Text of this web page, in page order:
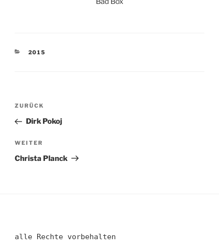
KATEGORIEN
2015
Beitragsnavigation
Vorheriger
Beitrag
ZURÜCK
Dirk Pokoj
Nächster
Beitrag
WEITER
Christa Planck
alle Rechte vorbehalten